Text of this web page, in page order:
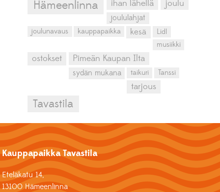
Hämeenlinna ihan lähellä joulu
joululahjat
joulunavaus kauppapaikka kesä Lidl
musiikki
ostokset Pimeän Kaupan Ilta
sydän mukana taikuri Tanssi
tarjous
Tavastila
Kauppapaikka Tavastila
Eteläkatu 14,
13100 Hämeenlinna